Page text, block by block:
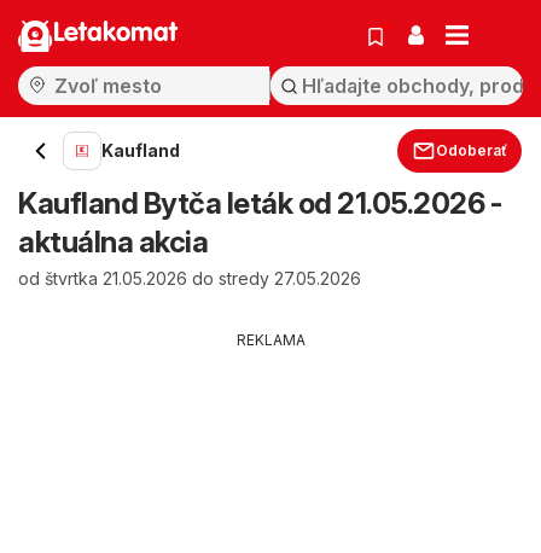
Letakomat
Kaufland Odoberať
Kaufland Bytča leták od 21.05.2026 -
aktuálna akcia
od štvrtka 21.05.2026 do stredy 27.05.2026
REKLAMA